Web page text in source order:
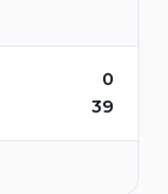
0
39